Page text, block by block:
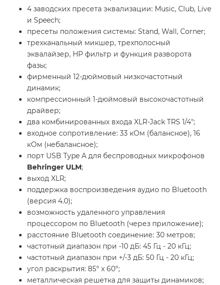
4 заводских пресета эквализации: Music, Club, Live
и Speech;
пресеты положения системы: Stand, Wall, Corner;
трехканальный микшер, трехполосный
эквалайзер, HP фильтр и функция разворота
фазы;
фирменный 12-дюймовый низкочастотный
динамик;
компрессионный 1-дюймовый высокочастотный
драйвер;
два комбинированных входа XLR-Jack TRS 1/4";
входное сопротивление: 33 кОм (балансное), 16
кОм (небалансное);
порт USB Type A для беспроводных микрофонов
Behringer ULM;
выход XLR;
поддержка воспроизведения аудио по Bluetooth
(версия 4.0);
возможность удаленного управления
процессором по Bluetooth (через приложение);
расстояние Bluetooth соединение: 30 метров;
частотный диапазон при -10 дБ: 45 Гц - 20 кГц;
частотный диапазон при +/-3 дБ: 50 Гц - 20 кГц;
угол раскрытия: 85° х 60°;
металлическая решетка для защиты динамиков;